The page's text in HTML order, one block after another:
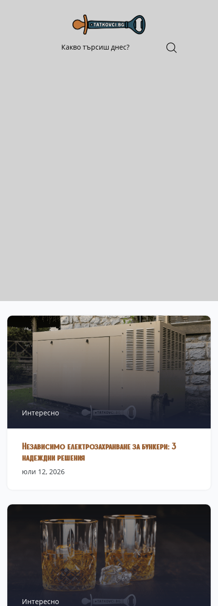
Интересно
Независимо електрозахранване за бункери: 3
надеждни решения
юли 12, 2026
Интересно